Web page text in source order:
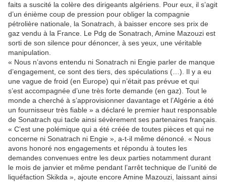
faits a suscité la colère des dirigeants algériens. Pour eux, il s’agit
d’un énième coup de pression pour obliger la compagnie
pétrolière nationale, la Sonatrach, à baisser encore ses prix de
gaz vendu à la France. Le Pdg de Sonatrach, Amine Mazouzi est
sorti de son silence pour dénoncer, à ses yeux, une véritable
manipulation.
« Nous n’avons entendu ni Sonatrach ni Engie parler de manque
d’engagement, ce sont des tiers, des spéculations (…). Il y a eu
une vague de froid (en Europe) qui n’était pas prévue et qui
s’est accompagnée d’une très forte demande (en gaz). Tout le
monde a cherché à s’approvisionner davantage et l’Algérie a été
un fournisseur très fiable » a déclaré le premier haut responsable
de Sonatrach qui tacle ainsi sévèrement ses partenaires français.
« C’est une polémique qui a été créée de toutes pièces et qui ne
concerne ni Sonatrach ni Engie », a-t-il même dénoncé. « Nous
avons honoré nos engagements et répondu à toutes les
demandes convenues entre les deux parties notamment durant
le mois de janvier et même pendant l’arrêt technique de l’unité de
liquéfaction Skikda », ajoute encore Amine Mazouzi, laissant ainsi